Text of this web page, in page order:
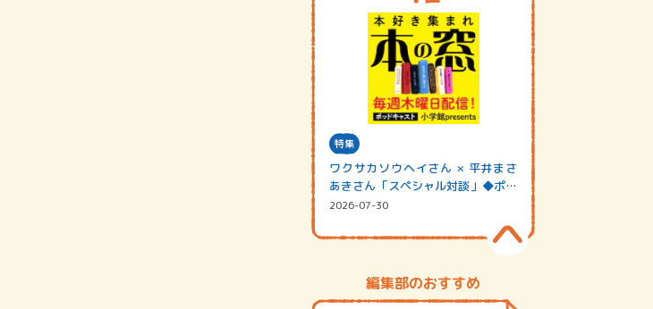
特集
ワクサカソウヘイさん × 平井まさ
あきさん「スペシャル対談」◆ポッ
ドキャスト…
2026-07-30
編集部のおすすめ